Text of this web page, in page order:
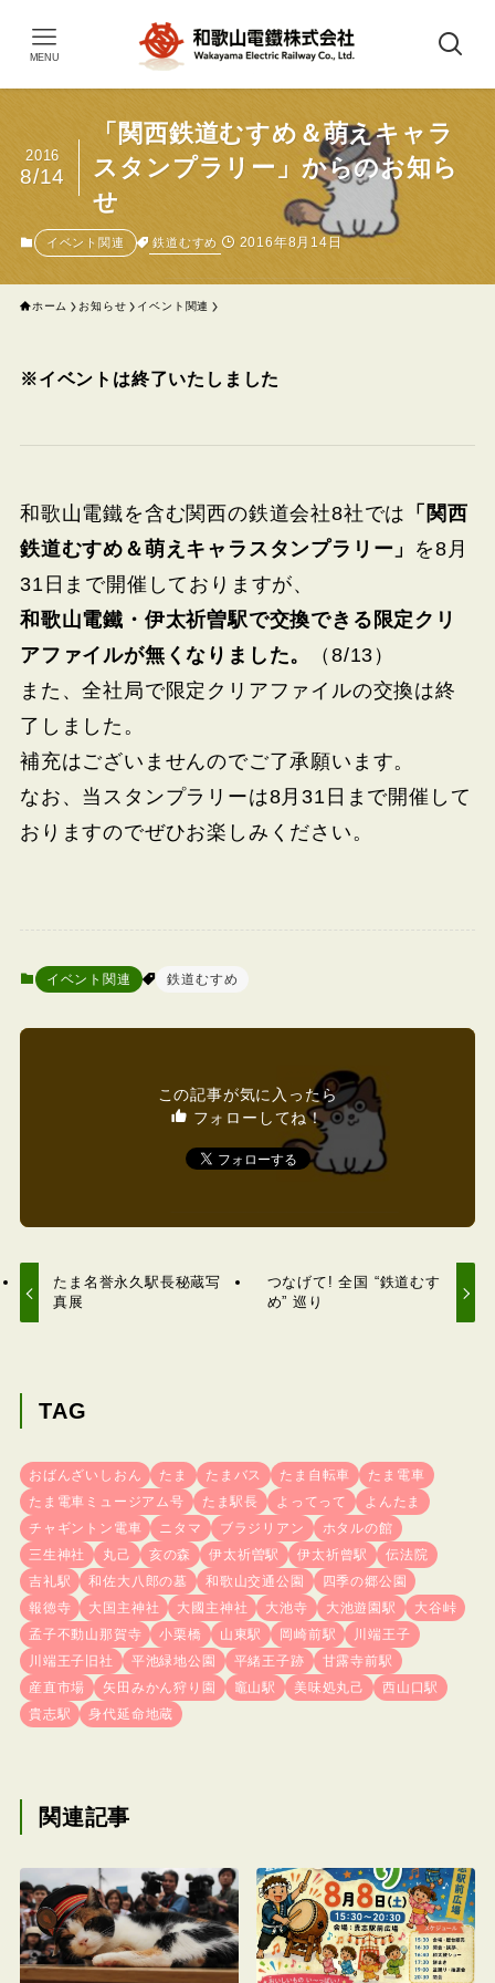
MENU
「関西鉄道むすめ＆萌えキャラ
スタンプラリー」からのお知ら
せ
2016
8/14
イベント関連 鉄道むすめ 2016年8月14日
ホーム お知らせ イベント関連
※イベントは終了いたしました
和歌山電鐵を含む関西の鉄道会社8社では 「関西
鉄道むすめ＆萌えキャラスタンプラリー」 を8月
31日まで開催しておりますが、
和歌山電鐵・伊太祈曽駅で交換できる限定クリ
アファイルが無くなりました。
（8/13）
また、全社局で限定クリアファイルの交換は終
了しました。
補充はございませんのでご了承願います。
なお、当スタンプラリーは8月31日まで開催して
おりますのでぜひお楽しみください。
イベント関連 鉄道むすめ
この記事が気に入ったら
フォローしてね！
たま名誉永久駅長秘蔵写
真展
つなげて! 全国 “鉄道むす
め” 巡り
TAG
おばんざいしおん たま たまバス たま自転車
たま電車
たま電車ミュージアム号
たま駅長 よってって
よんたま
チャギントン電車
ニタマ ブラジリアン
ホタルの館
三生神社
丸己 亥の森 伊太祈曽駅 伊太祈曾駅
伝法院
吉礼駅
和佐大八郎の墓 和歌山交通公園
四季の郷公園
報徳寺
大国主神社 大國主神社 大池寺 大池遊園駅
大谷峠
孟子不動山那賀寺
小栗橋 山東駅 岡崎前駅
川端王子
川端王子旧社
平池緑地公園 平緒王子跡
甘露寺前駅
産直市場
矢田みかん狩り園 竈山駅 美味処丸己
西山口駅
貴志駅
身代延命地蔵
関連記事